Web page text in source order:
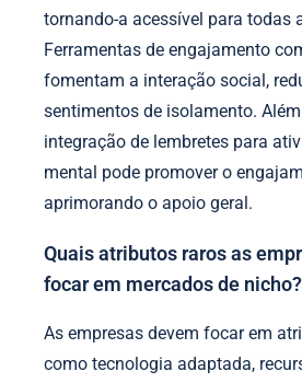
tornando-a acessível para todas
Ferramentas de engajamento
fomentam a interação social,
sentimentos de isolamento.
integração de lembretes para
mental pode promover o
aprimorando o apoio geral.
Quais atributos raros as
focar em mercados de nicho?
As empresas devem focar em
como tecnologia adaptada,